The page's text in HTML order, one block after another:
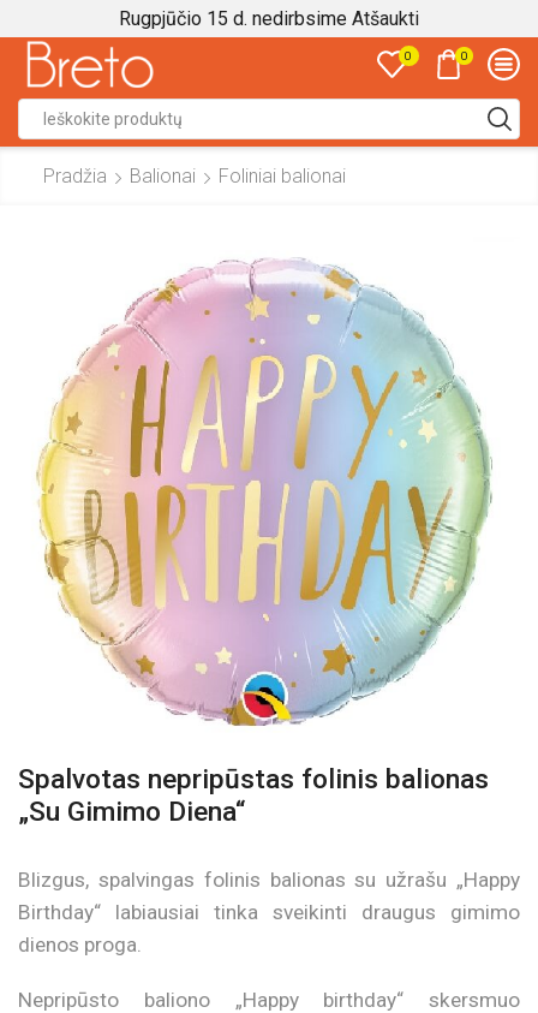
Rugpjūčio 15 d. nedirbsime Atšaukti
0 0
input
Pradžia Balionai Foliniai balionai
Spalvotas nepripūstas folinis balionas
„Su Gimimo Diena“
Blizgus, spalvingas folinis balionas su užrašu „Happy
Birthday“ labiausiai tinka sveikinti draugus gimimo
dienos proga.
Nepripūsto baliono „Happy birthday“ skersmuo